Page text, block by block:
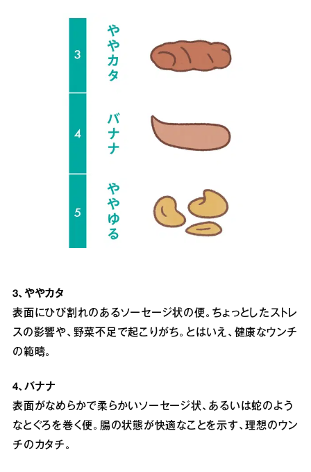
3、ややカタ
表面にひび割れのあるソーセージ状の便。ちょっとしたストレ
スの影響や、野菜不足で起こりがち。とはいえ、健康なウンチ
の範疇。
4、バナナ
表面がなめらかで柔らかいソーセージ状、あるいは蛇のよう
なとぐろを巻く便。腸の状態が快適なことを示す、理想のウン
チのカタチ。